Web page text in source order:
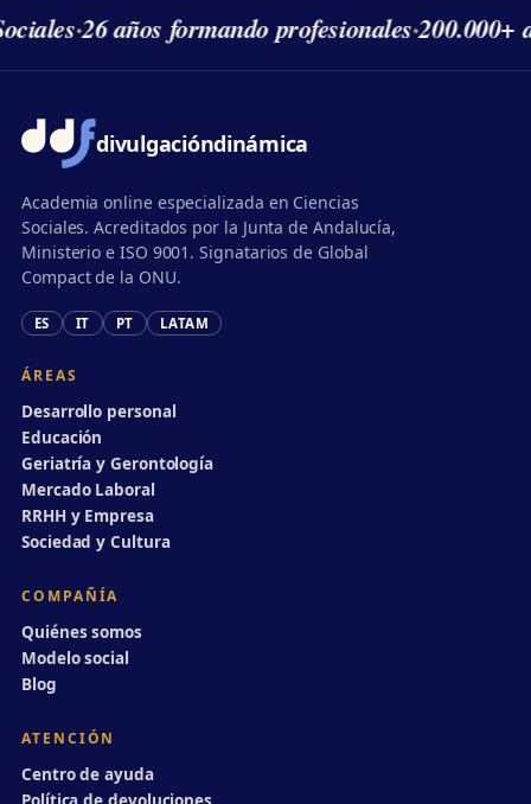
·26 años formando profesionales·200.000+
divulgacióndinámica
Academia online especializada en Ciencias
Sociales. Acreditados por la Junta de Andalucía,
Ministerio e ISO 9001. Signatarios de Global
Compact de la ONU.
ES IT PT LATAM
ÁREAS
Desarrollo personal
Educación
Geriatría y Gerontología
Mercado Laboral
RRHH y Empresa
Sociedad y Cultura
COMPAÑÍA
Quiénes somos
Modelo social
Blog
ATENCIÓN
Centro de ayuda